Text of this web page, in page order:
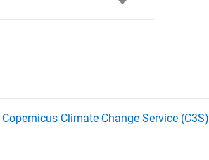
Copernicus Climate Change Service (C3S)